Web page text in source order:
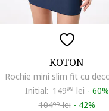
KOTON
Initial: 14999 lei - 60%
10499lei - 42%